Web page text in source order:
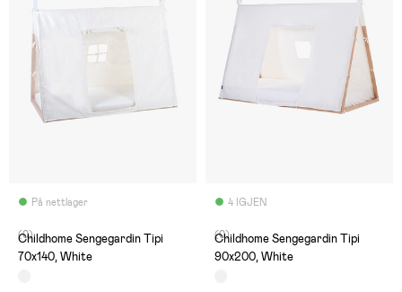
På nettlager
(0)
Childhome Sengegardin Tipi
70x140, White
4 IGJEN
(0)
Childhome Sengegardin Tipi
90x200, White